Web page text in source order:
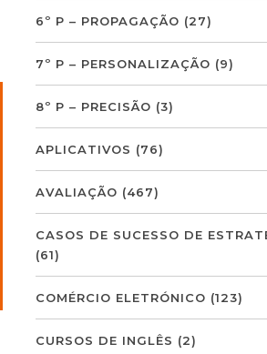
6º P – PROPAGAÇÃO (27)
7º P – PERSONALIZAÇÃO (9)
8º P – PRECISÃO (3)
APLICATIVOS (76)
AVALIAÇÃO (467)
CASOS DE SUCESSO DE
(61)
COMÉRCIO ELETRÓNICO (123)
CURSOS DE INGLÊS (2)